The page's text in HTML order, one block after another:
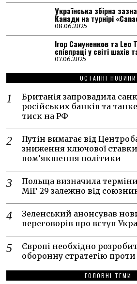
Українська збірна
Канади на турнірі
08.06.2025
Ігор Самуненков та Leo
співпраці у світі шахів
07.06.2025
ОСТАННІ НОВИНИ
Британія запровадила
російських банків та
тиск на РФ
Путін вимагає від
зниження ключової
пом’якшення політики
Польща визначила терміни
МіГ-29 залежно від
Зеленський анонсував
переговорів про вступ
Європі необхідно
оборонну стратегію проти
ГОЛОВНІ ТЕМИ